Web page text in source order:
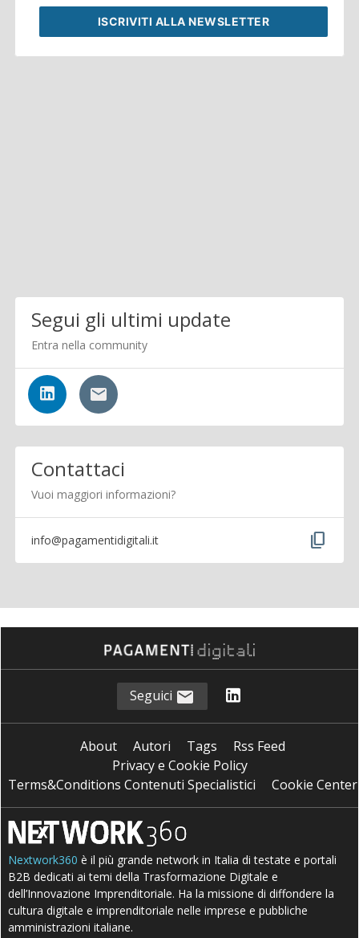
ISCRIVITI ALLA NEWSLETTER
Segui gli ultimi update
Entra nella community
Contattaci
Vuoi maggiori informazioni?
info@pagamentidigitali.it content_copy
Seguici
About Autori Tags
Rss Feed
Privacy e Cookie Policy
Terms&Conditions Contenuti Specialistici
Cookie Center
Nextwork360 è il più grande network in Italia di testate e portali
B2B dedicati ai temi della Trasformazione Digitale e
dell’Innovazione Imprenditoriale. Ha la missione di diffondere la
cultura digitale e imprenditoriale nelle imprese e pubbliche
amministrazioni italiane.